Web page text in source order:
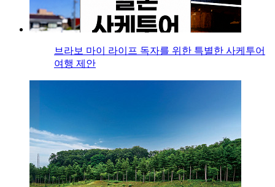
브라보 마이 라이프 독자를 위한 특별한 사케투어
여행 제안